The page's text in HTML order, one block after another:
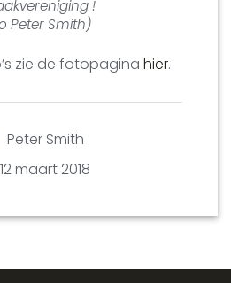
!
Peter Smith)
zie de fotopagina hier.
Peter Smith
12 maart 2018